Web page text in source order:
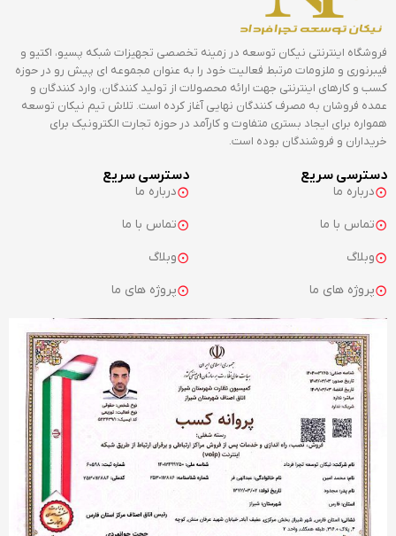
فروشگاه اینترنتی نیکان توسعه در زمینه تخصصی تجهیزات شبکه پسیو، اکتیو و
فیبرنوری و ملزومات مرتبط فعالیت خود را به عنوان مجموعه ای پیش رو در حوزه
کسب و کارهای اینترنتی جهت ارائه محصولات از تولید کنندگان، وارد کنندگان و
عمده فروشان به مصرف کنندگان نهایی آغاز کرده است. تلاش تیم نیکان توسعه
همواره برای ایجاد بستری متفاوت و کارآمد در حوزه تجارت الکترونیک برای
خریداران و فروشندگان بوده است.
دسترسی سریع
درباره ما
تماس با ما
وبلاگ
پروژه های ما
دسترسی سریع
درباره ما
تماس با ما
وبلاگ
پروژه های ما